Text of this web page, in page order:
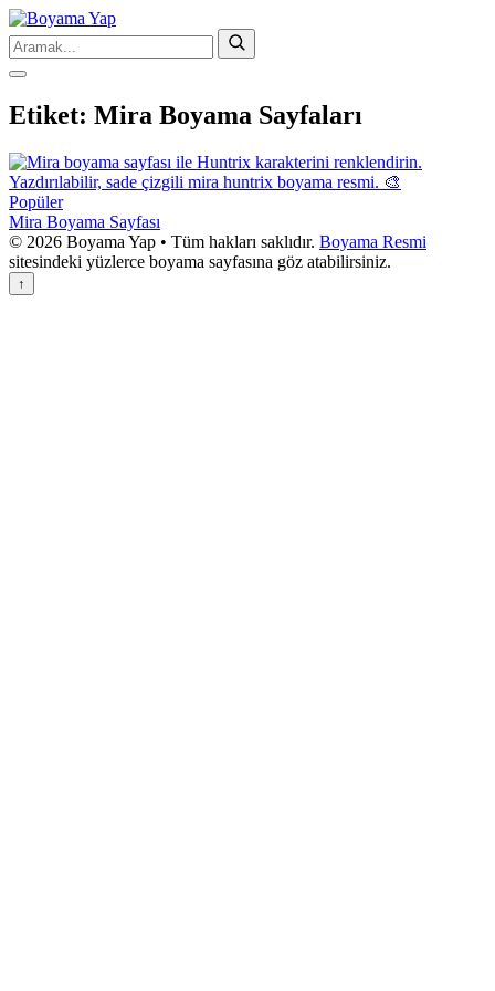
Etiket: Mira Boyama Sayfaları
Popüler
Mira Boyama Sayfası
© 2026 Boyama Yap • Tüm hakları saklıdır. Boyama Resmi
sitesindeki yüzlerce boyama sayfasına göz atabilirsiniz.
↑